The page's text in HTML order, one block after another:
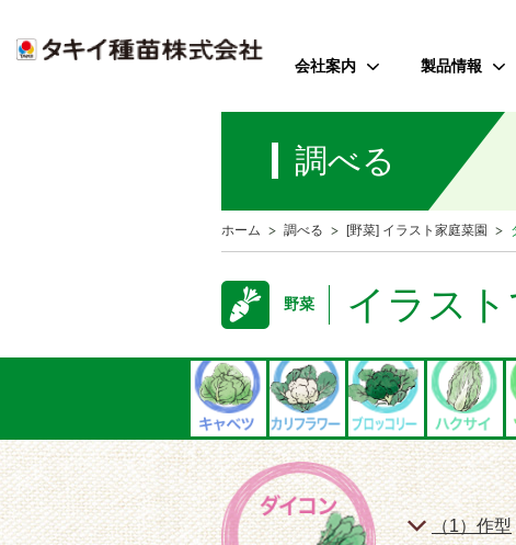
会社案内
会社のミッション
事業所案内
受賞歴
製品情報
花
芝・緑化・緑肥
調べる
ホーム 調べる [野菜] イラスト家庭菜園
野菜 イラス
（1）作型